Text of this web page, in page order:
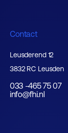
Contact
Leusderend 12
3832 RC Leusden
033 -465 75 07
info@fhi.nl